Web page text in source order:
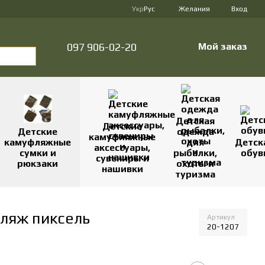
УкрРус Желания Вход
097 906-02-20 Мой заказ
Детские
камуфляжные
сумки и
рюкзаки
Детские
камуфляжные
аксессуары,
сувениры и
нашивки
Детская
одежда
для
рыбалки,
охоты и
туризма
пиксель Артикул
20-1207